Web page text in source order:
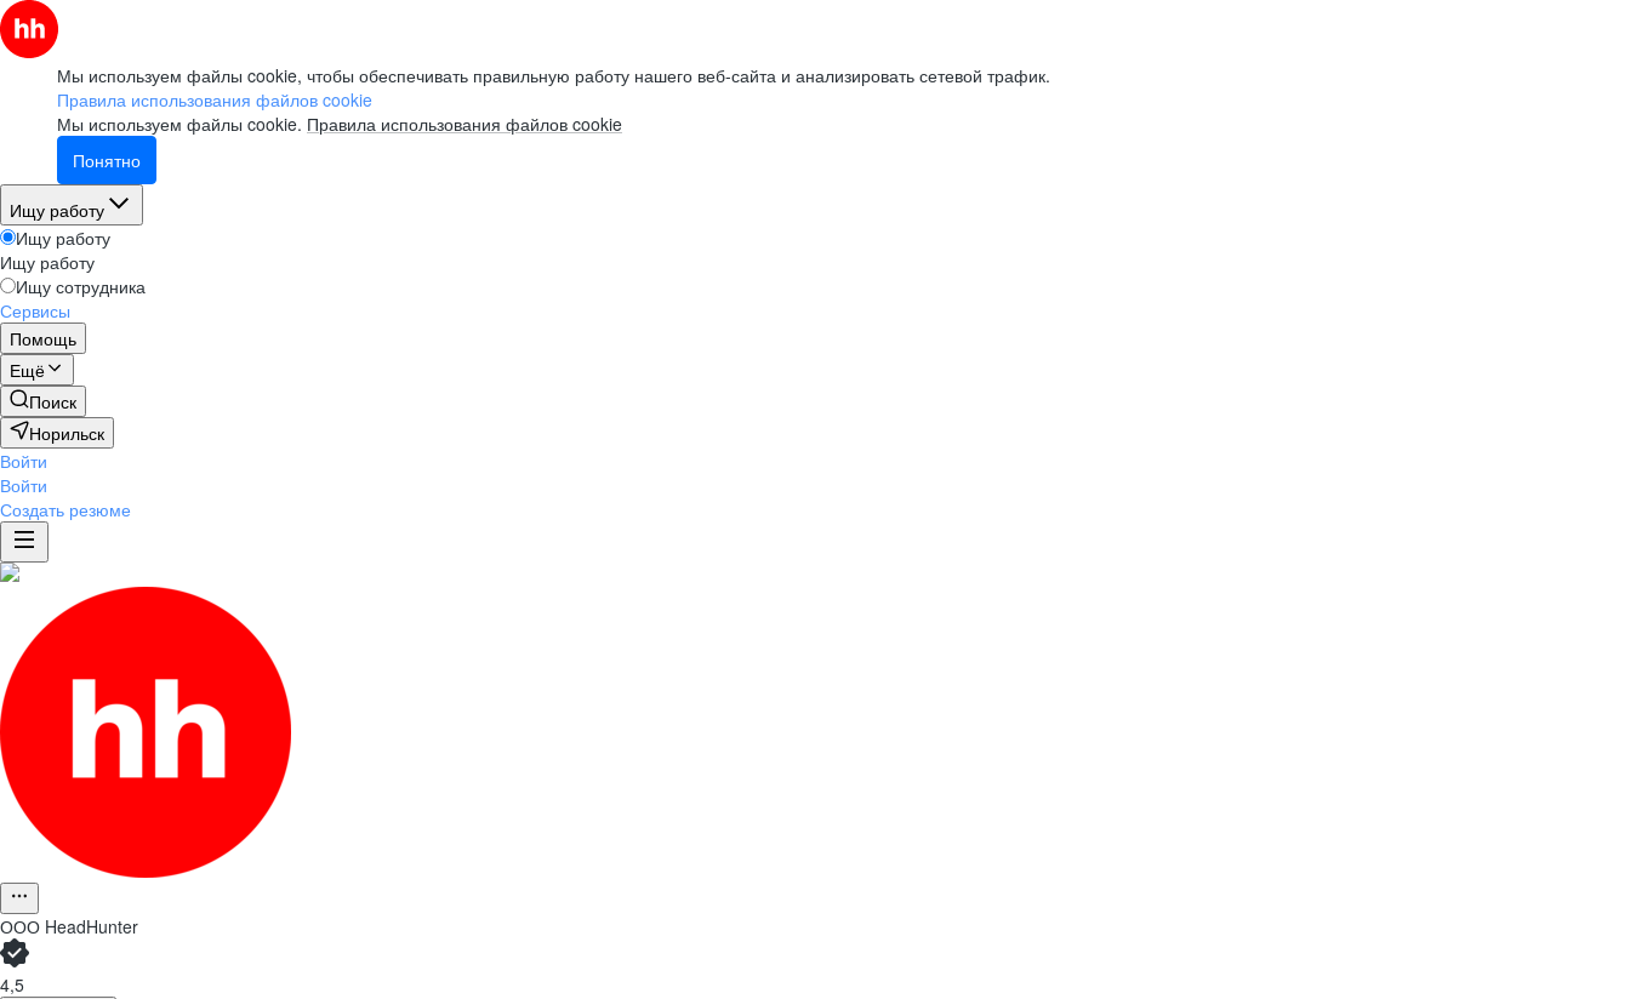
Мы используем файлы cookie, чтобы обеспечивать правильную работу нашего веб-сайта и анализировать сетевой трафик.
Правила использования файлов cookie
Мы используем файлы cookie. Правила использования файлов cookie
Понятно
Ищу работу
Ищу работу
Ищу работу
Ищу сотрудника
Сервисы
Помощь
Ещё
Поиск
Норильск
Войти
Войти
Создать резюме
ООО HeadHunter
4,5